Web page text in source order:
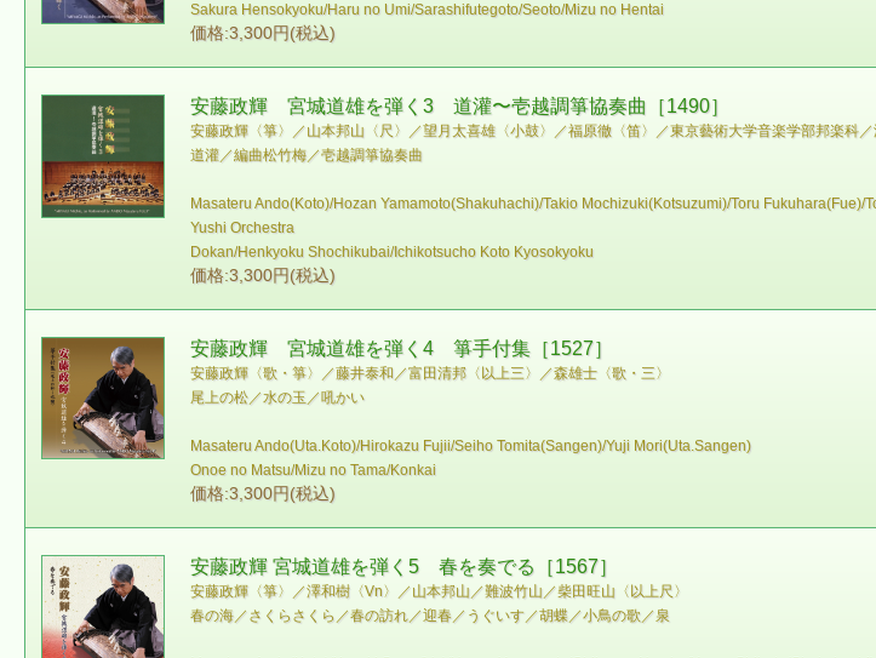
Sakura Hensokyoku/Haru no Umi/Sarashifutegoto/Seoto/Mizu no Hentai
価格:3,300円(税込)
安藤政輝 宮城道雄を弾く3 道灌〜壱越調箏協奏曲［1490］
安藤政輝〈箏〉／山本邦山〈尺〉／望月太喜雄〈小鼓〉／福原徹〈笛〉／東京藝術大学音楽学部邦楽科
道灌／編曲松竹梅／壱越調箏協奏曲
Masateru Ando(Koto)/Hozan Yamamoto(Shakuhachi)/Takio Mochizuki(Kotsuzumi)/Toru
Yushi Orchestra
Dokan/Henkyoku Shochikubai/Ichikotsucho Koto Kyosokyoku
価格:3,300円(税込)
安藤政輝 宮城道雄を弾く4 箏手付集［1527］
安藤政輝〈歌・箏〉／藤井泰和／富田清邦〈以上三〉／森雄士〈歌・三〉
尾上の松／水の玉／吼かい
Masateru Ando(Uta.Koto)/Hirokazu Fujii/Seiho Tomita(Sangen)/Yuji Mori(Uta.Sangen)
Onoe no Matsu/Mizu no Tama/Konkai
価格:3,300円(税込)
安藤政輝 宮城道雄を弾く5 春を奏でる［1567］
安藤政輝〈箏〉／澤和樹〈Vn〉／山本邦山／難波竹山／柴田旺山〈以上尺〉
春の海／さくらさくら／春の訪れ／迎春／うぐいす／胡蝶／小鳥の歌／泉